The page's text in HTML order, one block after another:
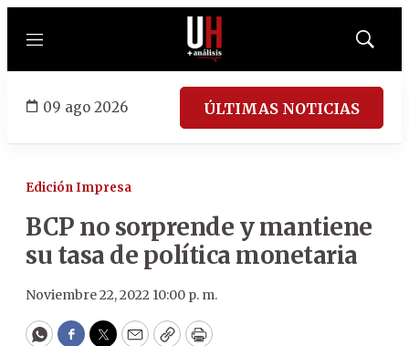
Menú
Mostrar
09 ago 2026 ÚLTIMAS NOTICIAS
Edición Impresa
BCP no sorprende y mantiene
su tasa de política monetaria
Noviembre 22, 2022 10:00 p. m.